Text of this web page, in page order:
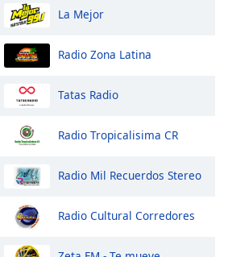
La Mejor
Radio Zona Latina
Tatas Radio
Radio Tropicalisima CR
Radio Mil Recuerdos Stereo
Radio Cultural Corredores